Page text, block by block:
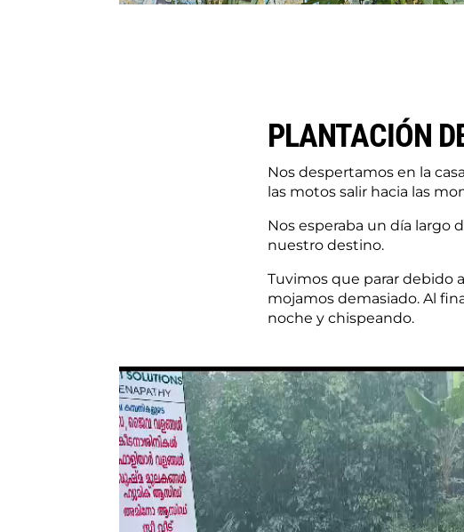
PLANTACIÓN
Nos despertamos en la
las motos salir hacia las
Nos esperaba un día largo
nuestro destino.
Tuvimos que parar debido
mojamos demasiado. Al
noche y chispeando.